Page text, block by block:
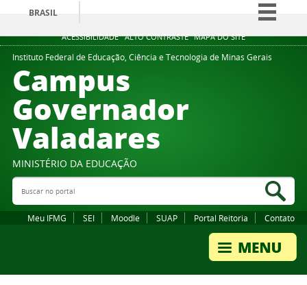
ACESSIBILIDADE ALTO CONTRASTE MAPA DO SITE
BRASIL
Simplifique!
Comunica BR
Instituto Federal de Educação, Ciência e Tecnologia de Minas Gerais
Campus
Governador
Valadares
MINISTÉRIO DA EDUCAÇÃO
Buscar no portal
Meu IFMG SEI Moodle SUAP Portal Reitoria Contato